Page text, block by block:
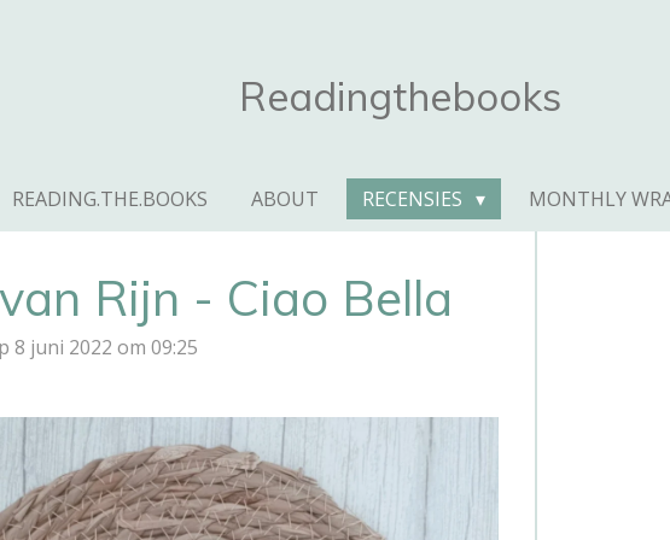
Readingthebooks
READING.THE.BOOKS ABOUT RECENSIES MONTHLY
Rijn - Ciao Bella
8 juni 2022 om 09:25